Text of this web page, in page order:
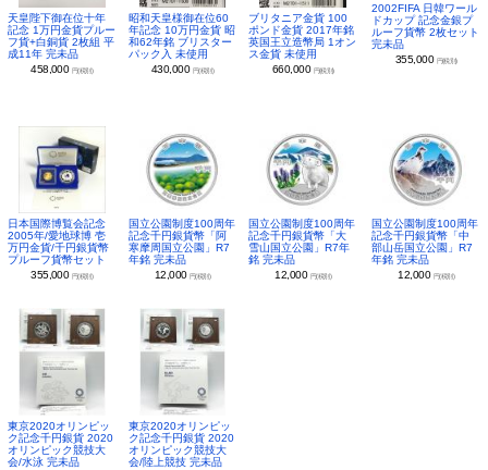
天皇陛下御在位十年
記念 1万円金貨プルー
フ貨+白銅貨 2枚組 平
成11年 完未品
458,000 円(税別)
昭和天皇様御在位60
年記念 10万円金貨 昭
和62年銘 ブリスター
パック入 未使用
430,000 円(税別)
ブリタニア金貨 100
ポンド金貨 2017年銘
英国王立造幣局 1オン
ス金貨 未使用
660,000 円(税別)
2002FIFA 日韓ワール
ドカップ 記念金銀プ
ルーフ貨幣 2枚セット
完未品
355,000 円(税別)
日本国際博覧会記念
2005年/愛地球博 壱
万円金貨/千円銀貨幣
プルーフ貨幣セット
355,000 円(税別)
国立公園制度100周年
記念千円銀貨幣「阿
寒摩周国立公園」R7
年銘 完未品
12,000 円(税別)
国立公園制度100周年
記念千円銀貨幣「大
雪山国立公園」R7年
銘 完未品
12,000 円(税別)
国立公園制度100周年
記念千円銀貨幣「中
部山岳国立公園」R7
年銘 完未品
12,000 円(税別)
東京2020オリンピッ
ク記念千円銀貨 2020
オリンピック競技大
会/水泳 完未品
東京2020オリンピッ
ク記念千円銀貨 2020
オリンピック競技大
会/陸上競技 完未品